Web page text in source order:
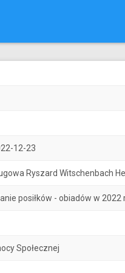
12-23
Ryszard Witschenbach
posiłków - obiadów w 2022
Społecznej